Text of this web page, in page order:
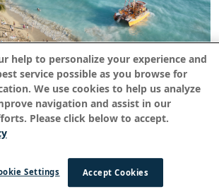
- Le cœur vibrant
de Waikiki et un riche mélange
help to personalize your experience and
service possible as you browse for
We use cookies to help us analyze
navigation and assist in our
Please click below to accept.
Accept Cookies
Settings